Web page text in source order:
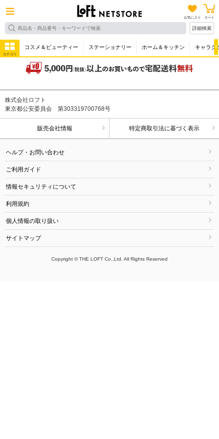
お気に入り カート
詳細検索
カテゴリ
コスメ＆ビューティー ステーショナリー ホーム＆キッチン キャラク
株式会社ロフト
東京都公安委員会 第303319700768号
販売会社情報 特定商取引法に基づく表示
ヘルプ・お問い合わせ
ご利用ガイド
情報セキュリティについて
利用規約
個人情報の取り扱い
サイトマップ
Copyright © THE LOFT Co.,Ltd. All Rights Reserved